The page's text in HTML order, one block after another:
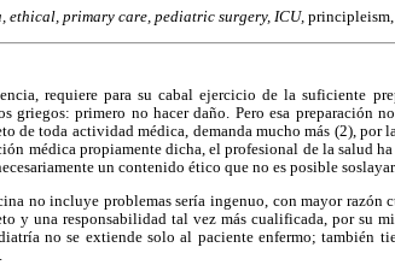
ethical, primary care, pediatric surgery, ICU,
requiere para su cabal ejercicio de la suficiente
griegos: primero no hacer daño. Pero esa preparación
de toda actividad médica, demanda mucho más (2), por
médica propiamente dicha, el profesional de la salud
un contenido ético que no es posible
no incluye problemas sería ingenuo, con mayor razón
y una responsabilidad tal vez más cualificada, por su
no se extiende solo al paciente enfermo; también